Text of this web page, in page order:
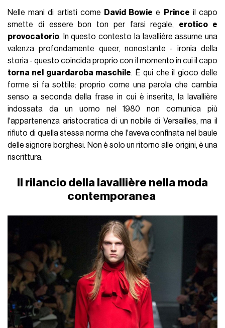
Nelle mani di artisti come David Bowie e Prince il capo
smette di essere bon ton per farsi regale, erotico e
provocatorio. In questo contesto la lavallière assume una
valenza profondamente queer, nonostante - ironia della
storia - questo coincida proprio con il momento in cui il capo
torna nel guardaroba maschile. È qui che il gioco delle
forme si fa sottile: proprio come una parola che cambia
senso a seconda della frase in cui è inserita, la lavallière
indossata da un uomo nel 1980 non comunica più
l'appartenenza aristocratica di un nobile di Versailles, ma il
rifiuto di quella stessa norma che l'aveva confinata nel baule
delle signore borghesi. Non è solo un ritorno alle origini, è una
riscrittura.
Il rilancio della lavallière nella moda
contemporanea